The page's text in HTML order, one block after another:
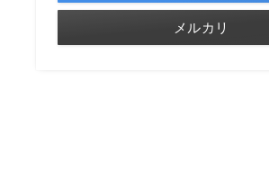
メルカリ